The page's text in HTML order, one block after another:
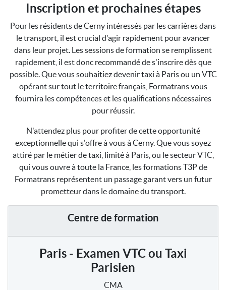
Inscription et prochaines étapes
Pour les résidents de Cerny intéressés par les carrières dans
le transport, il est crucial d'agir rapidement pour avancer
dans leur projet. Les sessions de formation se remplissent
rapidement, il est donc recommandé de s'inscrire dès que
possible. Que vous souhaitiez devenir taxi à Paris ou un VTC
opérant sur tout le territoire français, Formatrans vous
fournira les compétences et les qualifications nécessaires
pour réussir.
N'attendez plus pour profiter de cette opportunité
exceptionnelle qui s'offre à vous à Cerny. Que vous soyez
attiré par le métier de taxi, limité à Paris, ou le secteur VTC,
qui vous ouvre à toute la France, les formations T3P de
Formatrans représentent un passage garant vers un futur
prometteur dans le domaine du transport.
Centre de formation
Paris - Examen VTC ou Taxi
Parisien
CMA